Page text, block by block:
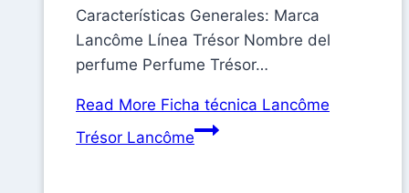
Características Generales: Marca
Lancôme Línea Trésor Nombre del
perfume Perfume Trésor…
Read More Ficha técnica Lancôme
Trésor Lancôme